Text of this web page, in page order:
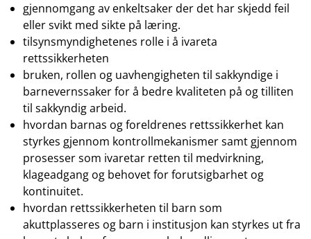
gjennomgang av enkeltsaker der det har skjedd feil
eller svikt med sikte på læring.
tilsynsmyndighetenes rolle i å ivareta
rettssikkerheten
bruken, rollen og uavhengigheten til sakkyndige i
barnevernssaker for å bedre kvaliteten på og tilliten
til sakkyndig arbeid.
hvordan barnas og foreldrenes rettssikkerhet kan
styrkes gjennom kontrollmekanismer samt gjennom
prosesser som ivaretar retten til medvirkning,
klageadgang og behovet for forutsigbarhet og
kontinuitet.
hvordan rettssikkerheten til barn som
akuttplasseres og barn i institusjon kan styrkes ut fra